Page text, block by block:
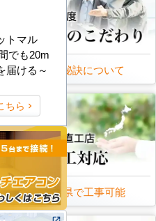
選ばれる秘訣について
POINT
4
47都道府県で工事可能
トマル
でも20m
届ける～
ちら